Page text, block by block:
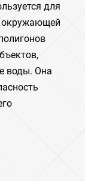
для
окружающей
воды. Она